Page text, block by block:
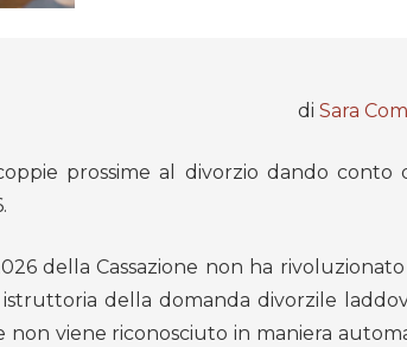
di Sara
prossime al divorzio dando conto
della Cassazione non ha
della domanda divorzile
non viene riconosciuto in maniera